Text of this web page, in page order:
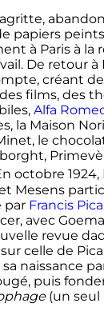
papiers
à Paris à la
De retour à
créant de
films, des
Alfa
la Maison
le
octobre 1924,
Mesens
par Francis
avec
revue
celle de
naissance
puis
(un seul